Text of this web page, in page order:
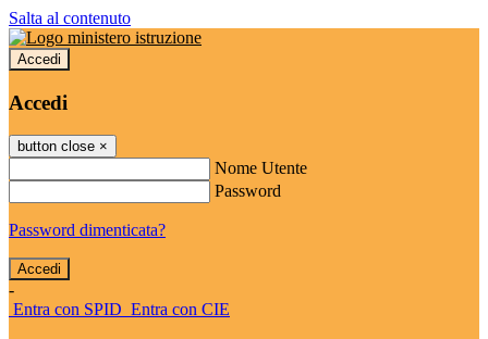
Salta al contenuto
Accedi
Accedi
button close ×
Nome Utente
Password
Password dimenticata?
-
Entra con SPID Entra con CIE